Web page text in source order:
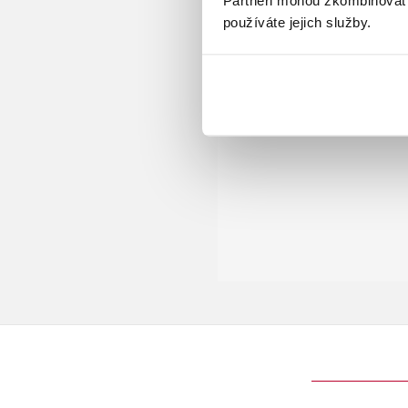
používáte jejich služby.